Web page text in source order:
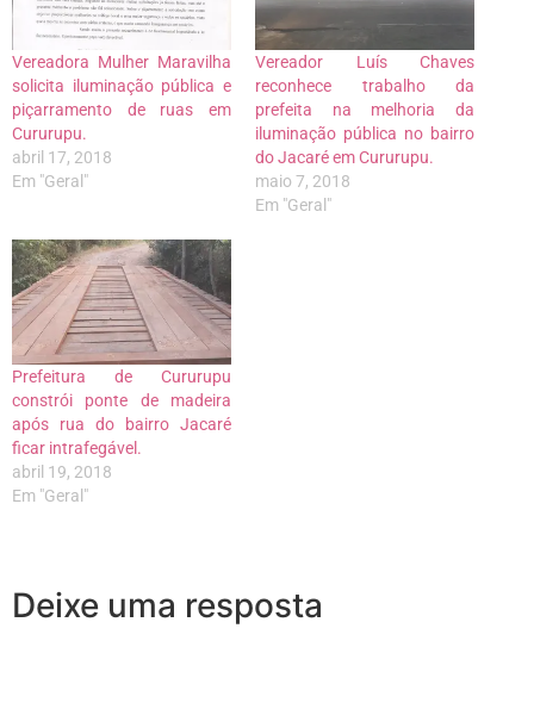
Vereadora Mulher Maravilha
solicita iluminação pública e
piçarramento de ruas em
Cururupu.
abril 17, 2018
Em "Geral"
Vereador Luís Chaves
reconhece trabalho da
prefeita na melhoria da
iluminação pública no bairro
do Jacaré em Cururupu.
maio 7, 2018
Em "Geral"
Prefeitura de Cururupu
constrói ponte de madeira
após rua do bairro Jacaré
ficar intrafegável.
abril 19, 2018
Em "Geral"
Deixe uma resposta